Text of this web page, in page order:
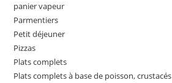
panier vapeur
Parmentiers
Petit déjeuner
Pizzas
Plats complets
Plats complets à base de poisson, crustacés